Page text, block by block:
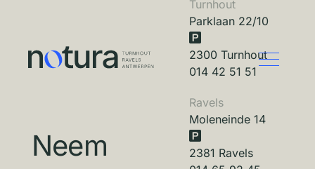
Neem
Turnhout
Parklaan 22/10
2300 Turnhout
014 42 51 51
Ravels
Moleneinde 14
2381 Ravels